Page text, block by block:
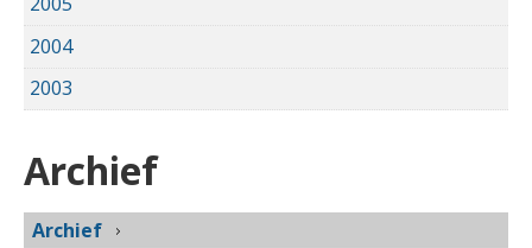
2004
2003
Archief
Archief